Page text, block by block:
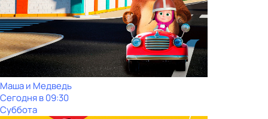
Маша и Медведь
Сегодня в 09:30
Суббота